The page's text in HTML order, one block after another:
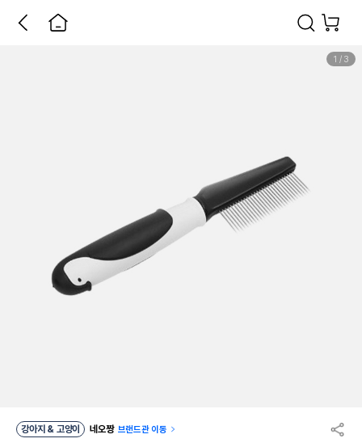
1 / 3
강아지 & 고양이 네오짱 브랜드관 이동